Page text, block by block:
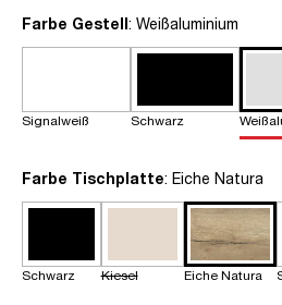
Farbe Gestellauswählen
: Weißaluminium
Signalweiß Schwarz
Farbe Tischplatteauswählen
: Eiche Natura
Schwarz Kiesel Eiche Natura